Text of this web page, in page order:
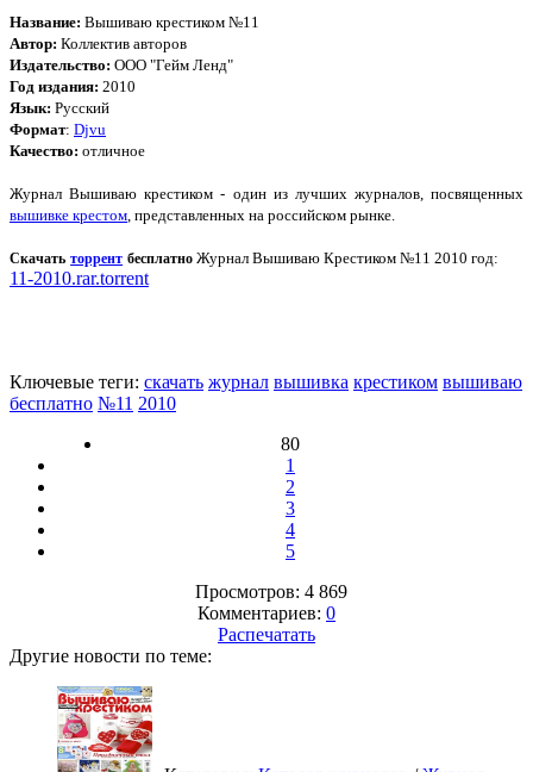
Название: Вышиваю крестиком №11
Автор: Коллектив авторов
Издательство: ООО "Гейм Ленд"
Год издания: 2010
Язык: Русский
Формат: Djvu
Качество: отличное
Журнал Вышиваю крестиком - один из лучших журналов, посвященных
вышивке крестом , представленных на российском рынке.
Скачатьторрент бесплатно Журнал Вышиваю Крестиком №11 2010 год:
11-2010.rar.torrent
Ключевые теги: скачать журнал вышивка крестиком вышиваю
бесплатно №11 2010
80
1
2
3
4
5
Просмотров: 4 869
Комментариев: 0
Распечатать
Другие новости по теме: